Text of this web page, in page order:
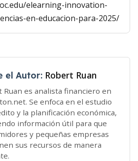
elearning-innovation-
en-educacion-para-2025/
el Autor: Robert Ruan
Ruan es analista financiero en
Se enfoca en el estudio
y la planificación económica,
información útil para que
y pequeñas empresas
sus recursos de manera